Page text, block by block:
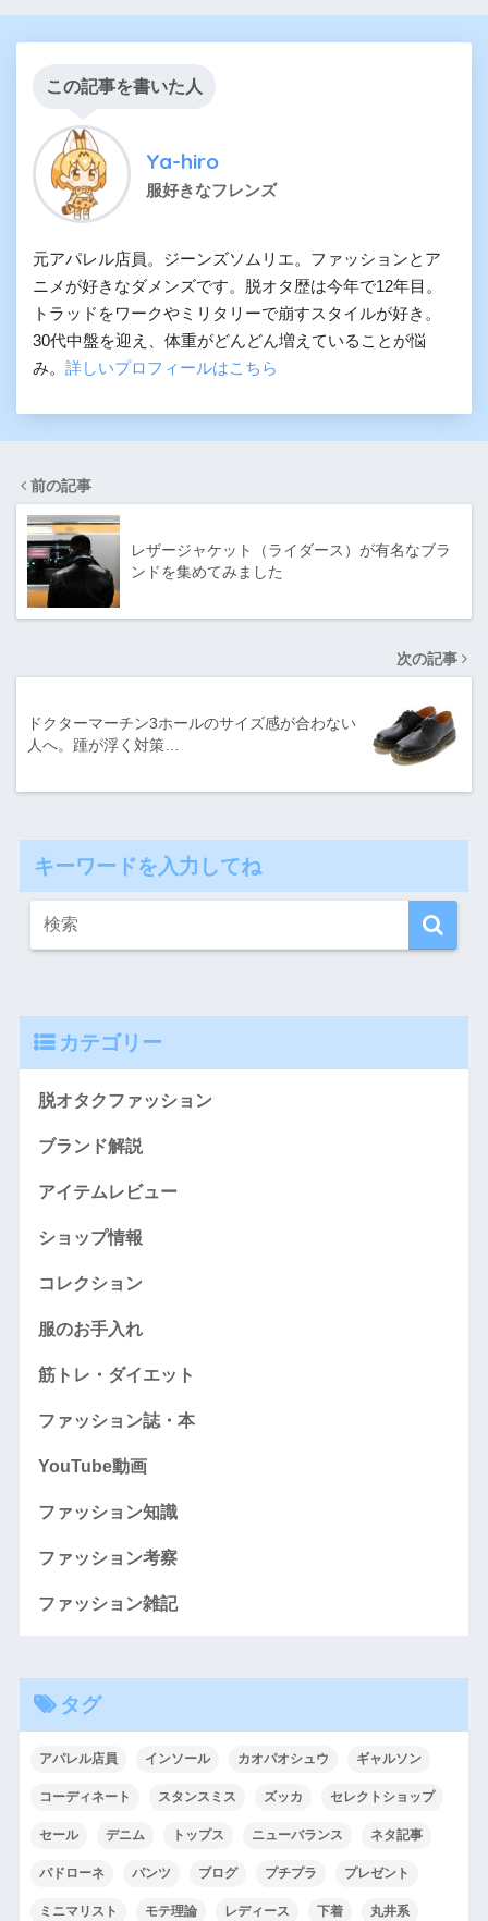
この記事を書いた人
Ya-hiro
服好きなフレンズ
元アパレル店員。ジーンズソムリエ。ファッションとア
ニメが好きなダメンズです。脱オタ歴は今年で12年目。
トラッドをワークやミリタリーで崩すスタイルが好き。
30代中盤を迎え、体重がどんどん増えていることが悩
み。 詳しいプロフィールはこちら
前の記事
レザージャケット（ライダース）が有名なブラ
ンドを集めてみました
次の記事
ドクターマーチン3ホールのサイズ感が合わない
人へ。踵が浮く対策…
キーワードを入力してね
カテゴリー
脱オタクファッション
ブランド解説
アイテムレビュー
ショップ情報
コレクション
服のお手入れ
筋トレ・ダイエット
ファッション誌・本
YouTube動画
ファッション知識
ファッション考察
ファッション雑記
タグ
アパレル店員 インソール カオパオシュウ ギャルソン
コーディネート スタンスミス ズッカ セレクトショップ
セール デニム トップス ニューバランス ネタ記事
パドローネ パンツ ブログ プチプラ プレゼント
ミニマリスト モテ理論 レディース 下着 丸井系